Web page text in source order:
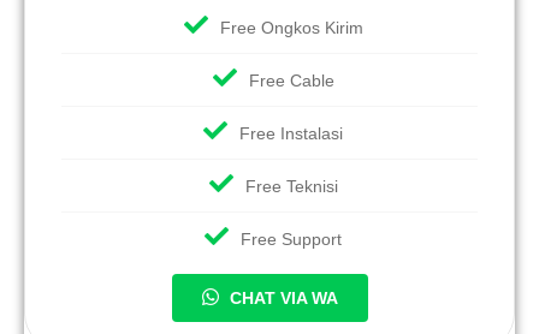
Free Ongkos Kirim
Free Cable
Free Instalasi
Free Teknisi
Free Support
CHAT VIA WA